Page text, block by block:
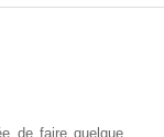
de faire quelque